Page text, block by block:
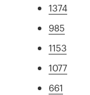
1374
985
1153
1077
661